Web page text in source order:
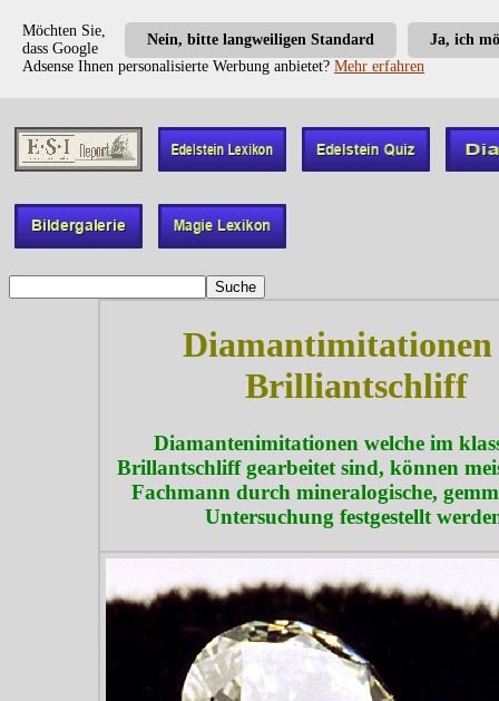
Ja, ich
Nein, bitte langweiligen Standard
Möchten Sie,
dass Google
Adsense Ihnen personalisierte Werbung anbietet? Mehr erfahren
Brilliantschliff
Diamantenimitationen welche im
Brillantschliff gearbeitet sind, können
Fachmann durch mineralogische,
Untersuchung festgestellt